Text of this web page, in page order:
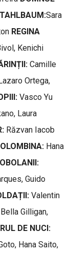
Sara
REGINA
Kenichi
Camille
Ortega,
Vasco Yu
Laura
Răzvan Iacob
Hana
Guido
Valentin
Gilligan,
DE NUCI:
Hana Saito,